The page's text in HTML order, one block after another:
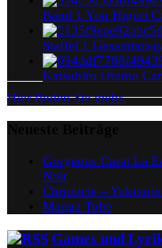
Band 1 You Higuri
Staffel 1
Katsuhiro Otomo
Hier finden Sie mehr.
Gorgeous Carat La
Noir
Chronicle –
Manga Tube
Games und